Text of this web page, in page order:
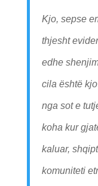
Kjo, sepse
thjesht
edhe
cila është
nga sot e
koha kur
kaluar,
komuniteti